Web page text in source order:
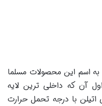
به اسم این محصولات مسلما
آن که داخلی ترین لایه
با درجه تحمل حرارت